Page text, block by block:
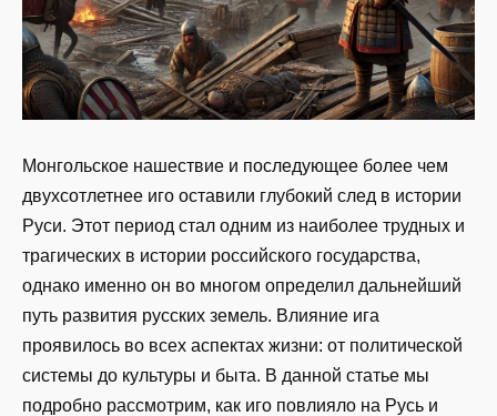
Монгольское нашествие и последующее более чем
двухсотлетнее иго оставили глубокий след в истории
Руси. Этот период стал одним из наиболее трудных и
трагических в истории российского государства,
однако именно он во многом определил дальнейший
путь развития русских земель. Влияние ига
проявилось во всех аспектах жизни: от политической
системы до культуры и быта. В данной статье мы
подробно рассмотрим, как иго повлияло на Русь и